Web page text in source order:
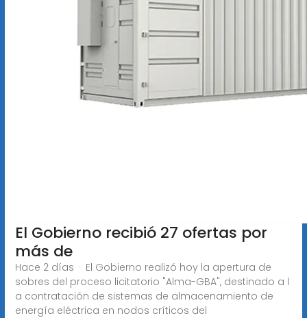
El Gobierno recibió 27 ofertas por
más de
Hace 2 días · El Gobierno realizó hoy la apertura de
sobres del proceso licitatorio "Alma-GBA", destinado a l
a contratación de sistemas de almacenamiento de
energía eléctrica en nodos críticos del